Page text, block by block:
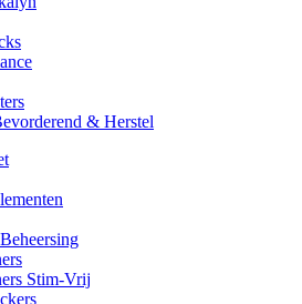
& Herstel
Stim-Vrij